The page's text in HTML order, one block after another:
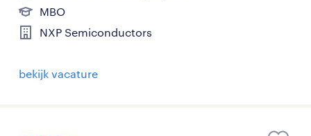
MBO
NXP Semiconductors
bekijk vacature